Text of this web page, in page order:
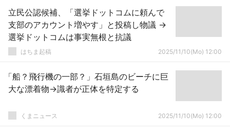
立民公認候補、「選挙ドットコムに頼んで
支部のアカウント増やす」と投稿し物議 →
選挙ドットコムは事実無根と抗議
はちま起稿 2025/11/10(Mo) 12:00
「船？飛行機の一部？」石垣島のビーチに巨
大な漂着物→識者が正体を特定する
くまニュース 2025/11/10(Mo) 12:00